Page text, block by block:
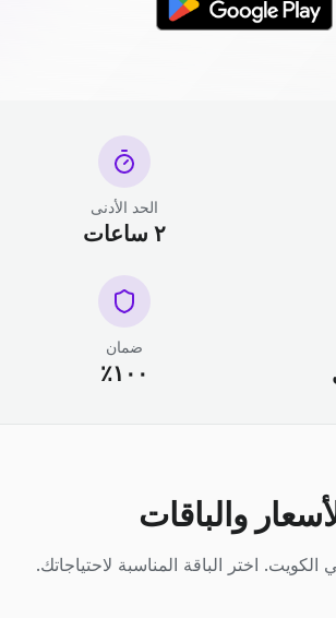
الحد الأدنى
٢ ساعات
ضمان
١٠٠٪
والباقات
اختر الباقة المناسبة لاحتياجاتك.